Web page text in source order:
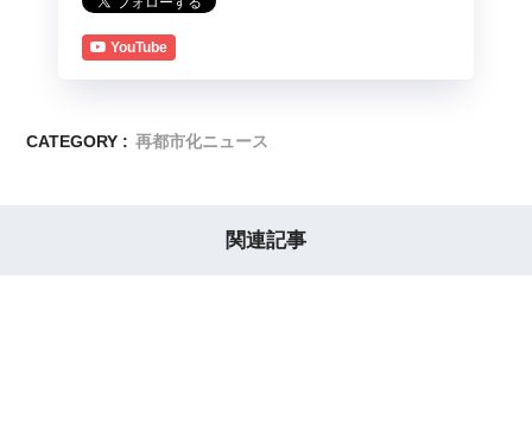
YouTube
CATEGORY : 再都市化ニュース
関連記事